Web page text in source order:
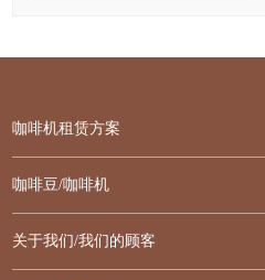
咖啡机租赁方案
咖啡豆/咖啡机
关于我们/我们的顾客